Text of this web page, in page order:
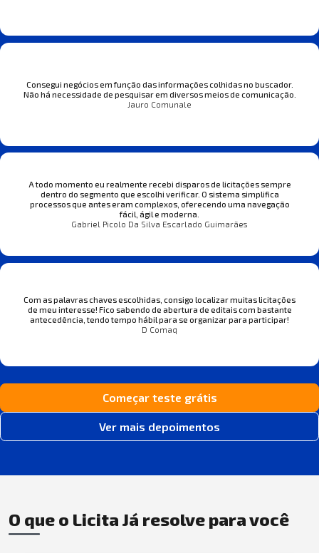
Consegui negócios em função das informações colhidas no buscador.
Não há necessidade de pesquisar em diversos meios de comunicação.
Jauro Comunale
A todo momento eu realmente recebi disparos de licitações sempre
dentro do segmento que escolhi verificar. O sistema simplifica
processos que antes eram complexos, oferecendo uma navegação
fácil, ágil e moderna.
Gabriel Picolo Da Silva Escarlado Guimarães
Com as palavras chaves escolhidas, consigo localizar muitas licitações
de meu interesse! Fico sabendo de abertura de editais com bastante
antecedência, tendo tempo hábil para se organizar para participar!
D Comaq
Começar teste grátis
Ver mais depoimentos
O que o Licita Já resolve para você